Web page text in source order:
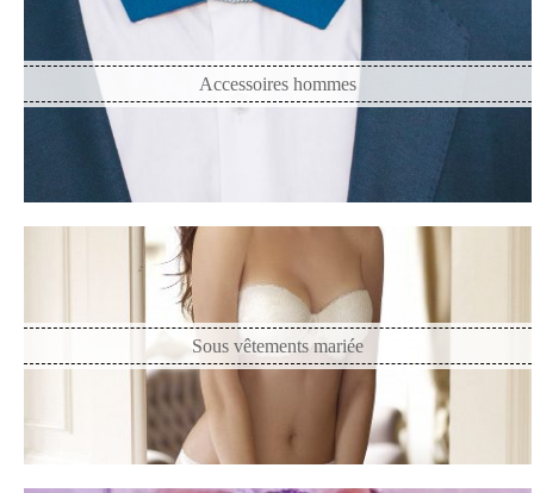
Accessoires hommes
Sous vêtements mariée